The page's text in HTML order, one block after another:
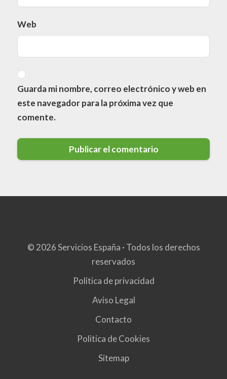
Web
Guarda mi nombre, correo electrónico y web en
este navegador para la próxima vez que
comente.
© 2026 Servicios España · Todos los derechos
reservados
Politica de privacidad
Aviso Legal
Contacto
Politica de Cookies
Sitemap